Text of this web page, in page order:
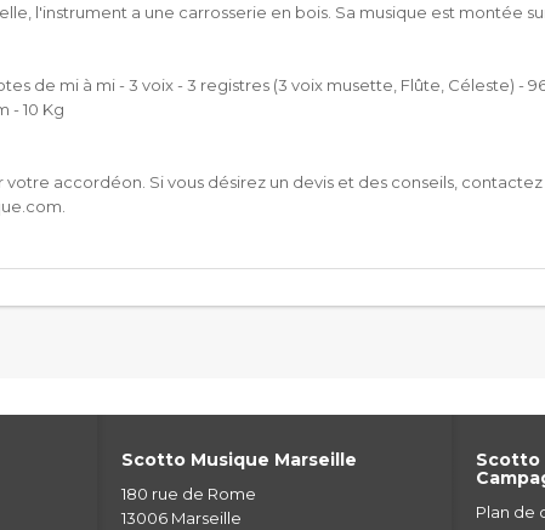
l'instrument a une carrosserie en bois. Sa musique est montée
de mi à mi - 3 voix - 3 registres (3 voix musette, Flûte, Céleste) -
- 10 Kg
accordéon. Si vous désirez un devis et des conseils, contactez
Scotto Musique Marseille
180 rue de Rome
13006 Marseille
Scotto
Plan de